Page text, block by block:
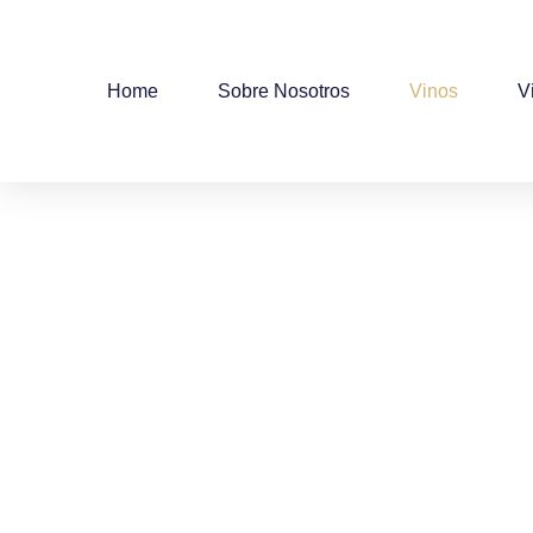
Home Sobre Nosotros Vinos